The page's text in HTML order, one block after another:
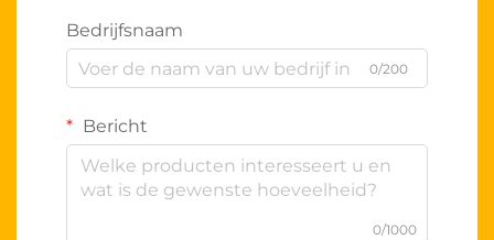
Bedrijfsnaam
0/200
Bericht
0/1000